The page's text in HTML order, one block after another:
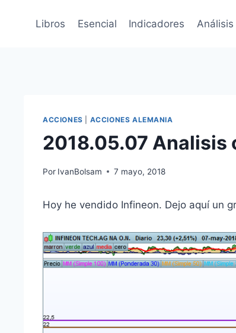
Libros Esencial Indicadores Análisis
ACCIONES ACCIONES ALEMANIA
2018.05.07 Analisis
Por IvanBolsam 7 mayo, 2018
Hoy he vendido Infineon. Dejo aquí un